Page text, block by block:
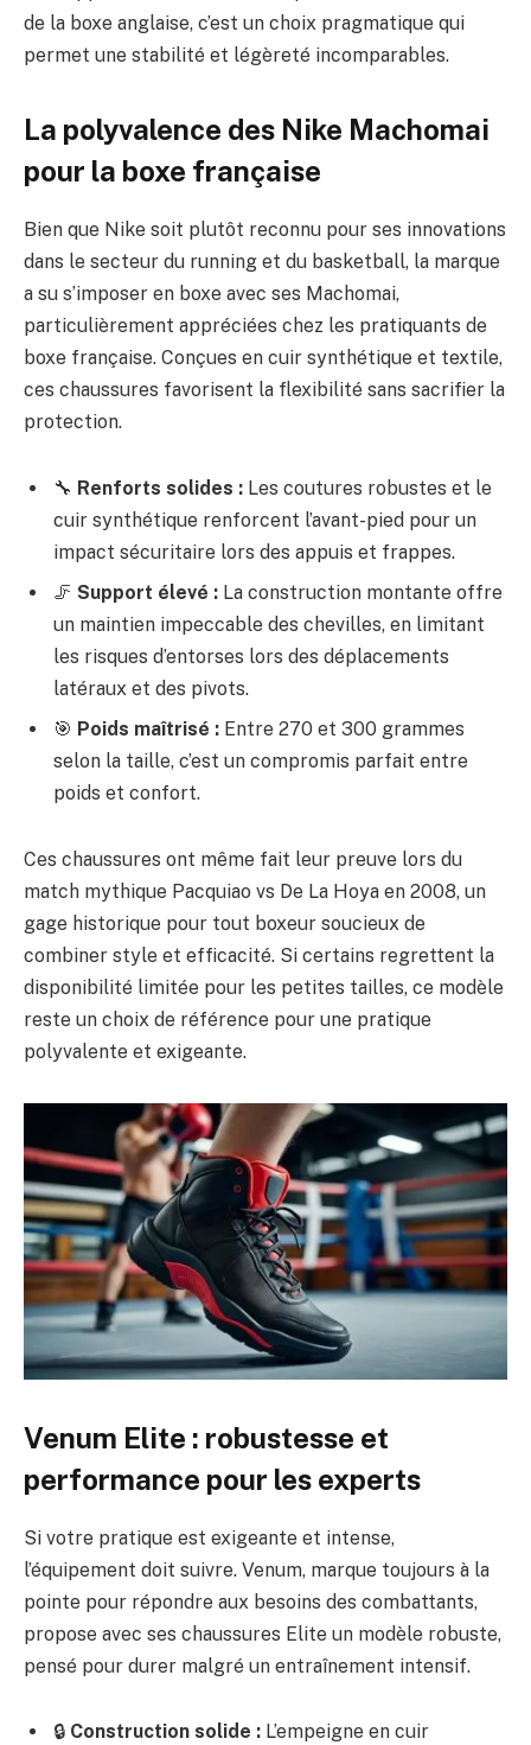
de la boxe anglaise, c’est un choix pragmatique qui
permet une stabilité et légèreté incomparables.
La polyvalence des Nike Machomai
pour la boxe française
Bien que Nike soit plutôt reconnu pour ses innovations
dans le secteur du running et du basketball, la marque
a su s’imposer en boxe avec ses Machomai,
particulièrement appréciées chez les pratiquants de
boxe française. Conçues en cuir synthétique et textile,
ces chaussures favorisent la flexibilité sans sacrifier la
protection.
🔧 Renforts solides : Les coutures robustes et le
cuir synthétique renforcent l’avant-pied pour un
impact sécuritaire lors des appuis et frappes.
🦵 Support élevé : La construction montante offre
un maintien impeccable des chevilles, en limitant
les risques d’entorses lors des déplacements
latéraux et des pivots.
🎯 Poids maîtrisé : Entre 270 et 300 grammes
selon la taille, c’est un compromis parfait entre
poids et confort.
Ces chaussures ont même fait leur preuve lors du
match mythique Pacquiao vs De La Hoya en 2008, un
gage historique pour tout boxeur soucieux de
combiner style et efficacité. Si certains regrettent la
disponibilité limitée pour les petites tailles, ce modèle
reste un choix de référence pour une pratique
polyvalente et exigeante.
Venum Elite : robustesse et
performance pour les experts
Si votre pratique est exigeante et intense,
l’équipement doit suivre. Venum, marque toujours à la
pointe pour répondre aux besoins des combattants,
propose avec ses chaussures Elite un modèle robuste,
pensé pour durer malgré un entraînement intensif.
🔒 Construction solide : L’empeigne en cuir